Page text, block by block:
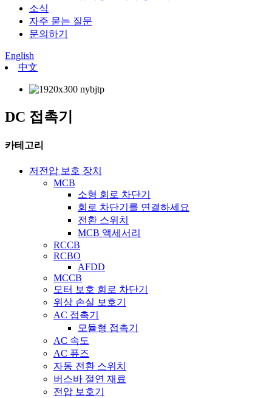
소식
자주 묻는 질문
문의하기
English
中文
DC 접촉기
카테고리
저전압 보호 장치
MCB
소형 회로 차단기
회로 차단기를 연결하세요
전환 스위치
MCB 액세서리
RCCB
RCBO
AFDD
MCCB
모터 보호 회로 차단기
위상 손실 보호기
AC 접촉기
모듈형 접촉기
AC 속도
AC 퓨즈
자동 전환 스위치
버스바 절연 재료
전압 보호기